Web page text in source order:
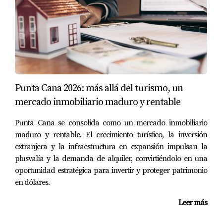
Familia González
La familia González siempre soñó con tener un hogar en
Punta Cana. Aunque vivían en España, decidieron dar el
paso y buscar su casa ideal. A través de un agente local
recomendado por amigos, pudieron visitar virtualmente
varias propiedades mediante video llamadas. Después de
encontrar su hogar perfecto, firmaron todos los
documentos desde su país gracias a un poder notarial.
Hoy disfrutan de su casa en la playa durante las
vacaciones y han hecho amigos locales maravillosos.
Pareja Martínez
parte de su plan financiero a largo plazo. Aunque no
Punta Cana 2026: más allá del turismo, un
mercado inmobiliario maduro y rentable
Punta Cana se consolida como un mercado inmobiliario
maduro y rentable. El crecimiento turístico, la inversión
extranjera y la infraestructura en expansión impulsan la
plusvalía y la demanda de alquiler, convirtiéndolo en una
oportunidad estratégica para invertir y proteger patrimonio
en dólares.
Leer más